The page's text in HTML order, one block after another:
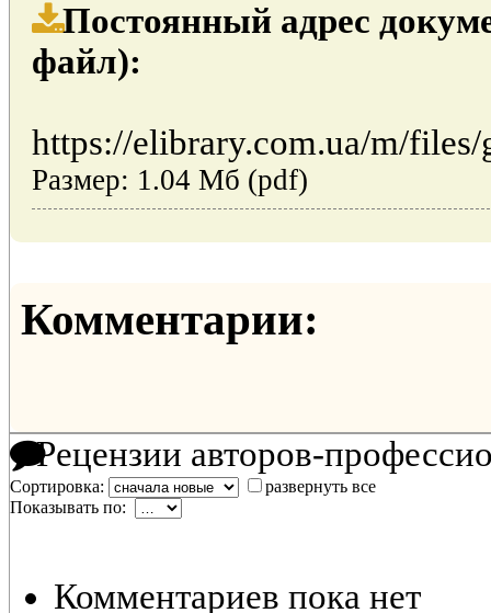
Постоянный адрес
файл):
https://elibrary.com.ua/m/
Размер: 1.04 Мб (pdf)
Комментарии:
Рецензии авторов-
Сортировка:
развернуть все
Показывать по:
Комментариев пока нет